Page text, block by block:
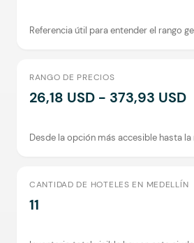
Referencia útil para entender el rango
RANGO DE PRECIOS
26,18 USD - 373,93 USD
Desde la opción más accesible hasta
CANTIDAD DE HOTELES EN MEDELLÍN
11